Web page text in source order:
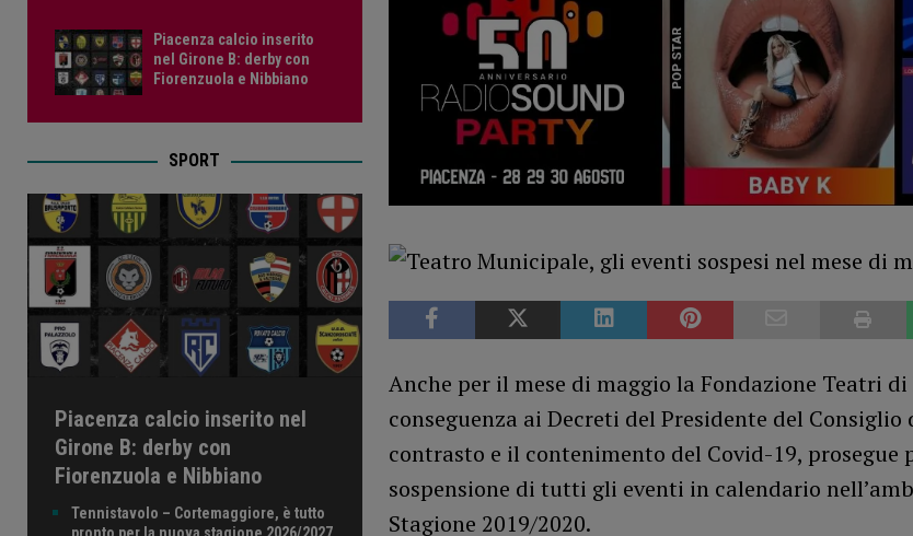
Anche per il mese di maggio la Fondazione Teatri
conseguenza ai Decreti del Presidente del
contrasto e il contenimento del Covid-19, prosegue
sospensione di tutti gli eventi in calendario
Stagione 2019/2020.
Piacenza calcio inserito
nel Girone B: derby con
Fiorenzuola e Nibbiano
SPORT
Piacenza calcio inserito nel
Girone B: derby con
Fiorenzuola e Nibbiano
Tennistavolo – Cortemaggiore, è tutto
pronto per la nuova stagione 2026/2027